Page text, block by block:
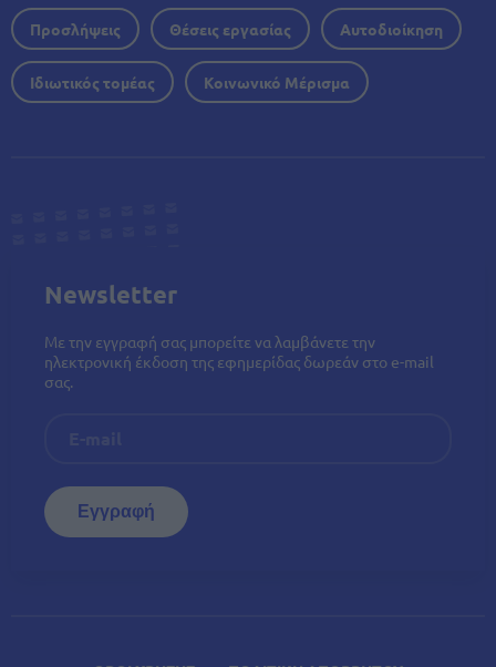
Προσλήψεις Θέσεις εργασίας Αυτοδιοίκηση
Ιδιωτικός τομέας Κοινωνικό Μέρισμα
Newsletter
Με την εγγραφή σας μπορείτε να λαμβάνετε την
ηλεκτρονική έκδοση της εφημερίδας δωρεάν στο e-mail
σας.